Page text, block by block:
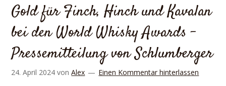
Gold für Finch, Hinch und Kavalan
bei den World Whisky Awards –
Pressemitteilung von Schlumberger
24. April 2024 vonAlex Einen Kommentar hinterlassen